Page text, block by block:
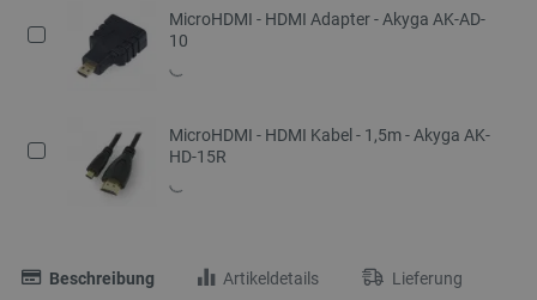
MicroHDMI - HDMI Adapter - Akyga AK-AD-
10
MicroHDMI - HDMI Kabel - 1,5m - Akyga AK-
HD-15R
Beschreibung Artikeldetails Lieferung